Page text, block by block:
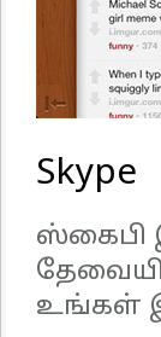
Skype
ஸ்கைபி
உங்கள்